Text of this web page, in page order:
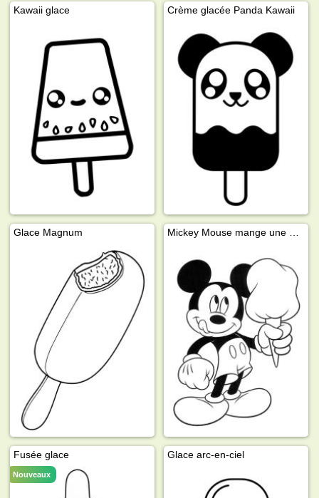
Kawaii glace Crème glacée Panda Kawaii
Glace Magnum
Fusée glace
Nouveaux
Glace arc-en-ciel